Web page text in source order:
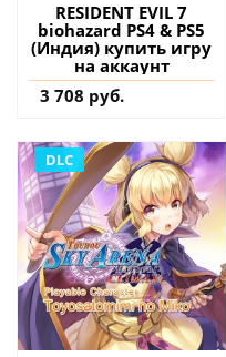
RESIDENT EVIL 7
biohazard PS4 & PS5
(Индия) купить игру
на аккаунт
3 708 руб.
DLC